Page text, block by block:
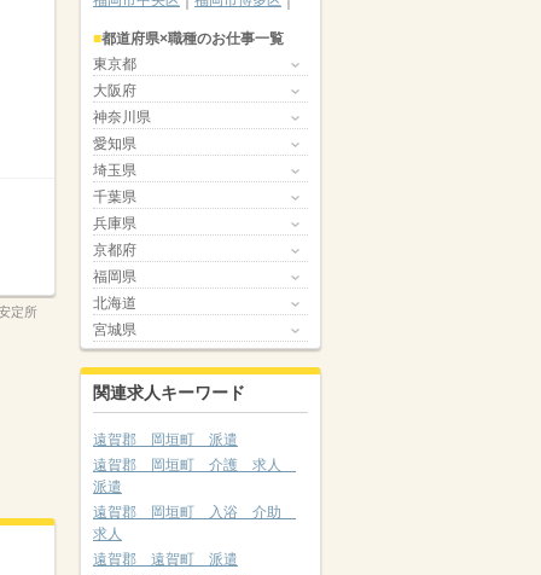
定所
都道府県×職種のお仕事一覧
東京都
大阪府
神奈川県
愛知県
埼玉県
千葉県
兵庫県
京都府
福岡県
北海道
宮城県
関連求人キーワード
遠賀郡 岡垣町 派遣
遠賀郡 岡垣町 介護 求人
派遣
遠賀郡 岡垣町 入浴 介助
求人
遠賀郡 遠賀町 派遣